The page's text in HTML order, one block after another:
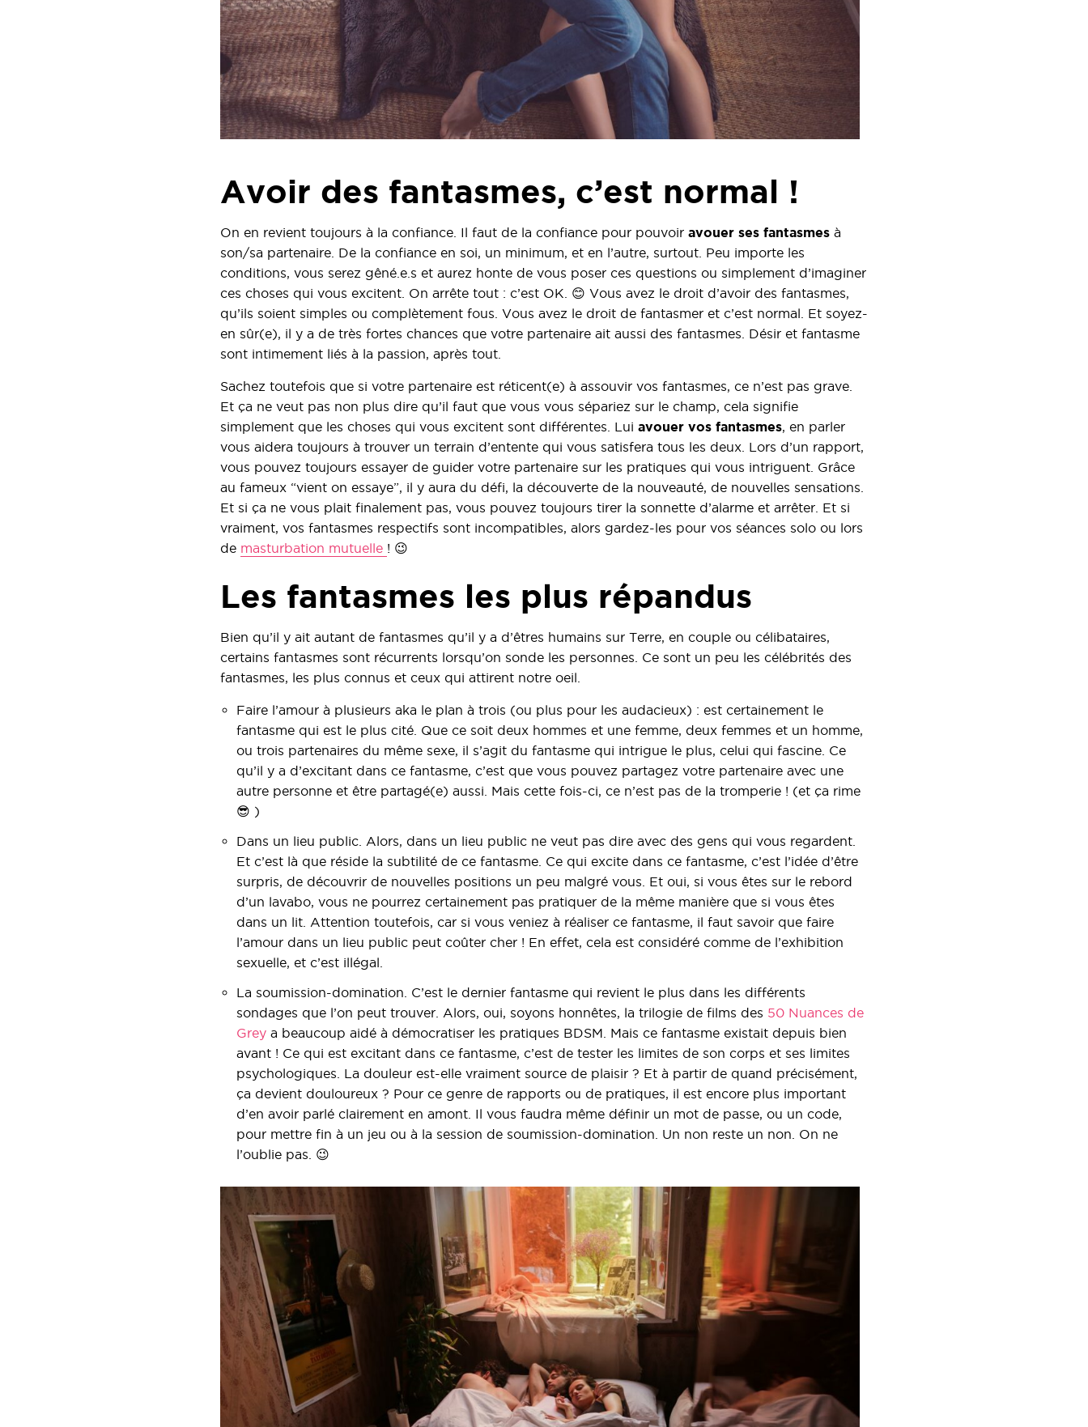
Avoir des fantasmes, c’est normal !
On en revient toujours à la confiance. Il faut de la confiance pour pouvoir avouer ses fantasmes à
son/sa partenaire. De la confiance en soi, un minimum, et en l’autre, surtout. Peu importe les
conditions, vous serez gêné.e.s et aurez honte de vous poser ces questions ou simplement d’imaginer
ces choses qui vous excitent. On arrête tout : c’est OK. 😊 Vous avez le droit d’avoir des fantasmes,
qu’ils soient simples ou complètement fous. Vous avez le droit de fantasmer et c’est normal. Et soyez-
en sûr(e), il y a de très fortes chances que votre partenaire ait aussi des fantasmes. Désir et fantasme
sont intimement liés à la passion, après tout.
Sachez toutefois que si votre partenaire est réticent(e) à assouvir vos fantasmes, ce n’est pas grave.
Et ça ne veut pas non plus dire qu’il faut que vous vous sépariez sur le champ, cela signifie
simplement que les choses qui vous excitent sont différentes. Lui avouer vos fantasmes, en parler
vous aidera toujours à trouver un terrain d’entente qui vous satisfera tous les deux. Lors d’un rapport,
vous pouvez toujours essayer de guider votre partenaire sur les pratiques qui vous intriguent. Grâce
au fameux “vient on essaye”, il y aura du défi, la découverte de la nouveauté, de nouvelles sensations.
Et si ça ne vous plait finalement pas, vous pouvez toujours tirer la sonnette d’alarme et arrêter. Et si
vraiment, vos fantasmes respectifs sont incompatibles, alors gardez-les pour vos séances solo ou lors
de masturbation mutuelle ! 😉
Les fantasmes les plus répandus
Bien qu’il y ait autant de fantasmes qu’il y a d’êtres humains sur Terre, en couple ou célibataires,
certains fantasmes sont récurrents lorsqu’on sonde les personnes. Ce sont un peu les célébrités des
fantasmes, les plus connus et ceux qui attirent notre oeil.
Faire l’amour à plusieurs aka le plan à trois (ou plus pour les audacieux) : est certainement le
fantasme qui est le plus cité. Que ce soit deux hommes et une femme, deux femmes et un homme,
ou trois partenaires du même sexe, il s’agit du fantasme qui intrigue le plus, celui qui fascine. Ce
qu’il y a d’excitant dans ce fantasme, c’est que vous pouvez partagez votre partenaire avec une
autre personne et être partagé(e) aussi. Mais cette fois-ci, ce n’est pas de la tromperie ! (et ça rime
😎 )
Dans un lieu public. Alors, dans un lieu public ne veut pas dire avec des gens qui vous regardent.
Et c’est là que réside la subtilité de ce fantasme. Ce qui excite dans ce fantasme, c’est l’idée d’être
surpris, de découvrir de nouvelles positions un peu malgré vous. Et oui, si vous êtes sur le rebord
d’un lavabo, vous ne pourrez certainement pas pratiquer de la même manière que si vous êtes
dans un lit. Attention toutefois, car si vous veniez à réaliser ce fantasme, il faut savoir que faire
l’amour dans un lieu public peut coûter cher ! En effet, cela est considéré comme de l’exhibition
sexuelle, et c’est illégal.
La soumission-domination. C’est le dernier fantasme qui revient le plus dans les différents
sondages que l’on peut trouver. Alors, oui, soyons honnêtes, la trilogie de films des 50 Nuances de
Grey a beaucoup aidé à démocratiser les pratiques BDSM. Mais ce fantasme existait depuis bien
avant ! Ce qui est excitant dans ce fantasme, c’est de tester les limites de son corps et ses limites
psychologiques. La douleur est-elle vraiment source de plaisir ? Et à partir de quand précisément,
ça devient douloureux ? Pour ce genre de rapports ou de pratiques, il est encore plus important
d’en avoir parlé clairement en amont. Il vous faudra même définir un mot de passe, ou un code,
pour mettre fin à un jeu ou à la session de soumission-domination. Un non reste un non. On ne
l’oublie pas. 😉